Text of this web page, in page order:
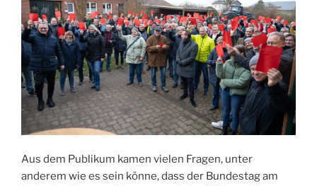
Aus dem Publikum kamen vielen Fragen, unter
anderem wie es sein könne, dass der Bundestag am